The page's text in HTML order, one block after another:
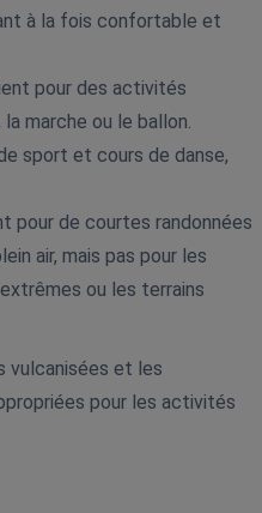
à la fois confortable et
pour des activités
marche ou le ballon.
sport et cours de danse,
pour de courtes randonnées
air, mais pas pour les
ou les terrains
vulcanisées et les
pour les activités